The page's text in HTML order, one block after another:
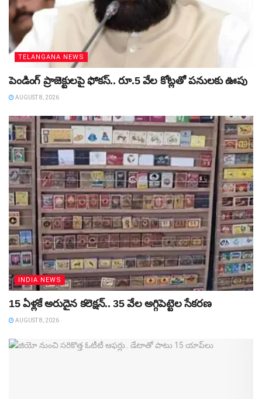
TELANGANA NEWS
పెండింగ్‌ ప్రాజెక్టులపై ఫోకస్‌.. రూ.5 వేల కోట్లతో పనులకు ఊపు
AUGUST 8, 2026
INDIA NEWS
15 ఏళ్లకే అరుదైన కలెక్షన్‌.. 35 వేల అగ్గిపెట్టెల సేకరణ
AUGUST 8, 2026